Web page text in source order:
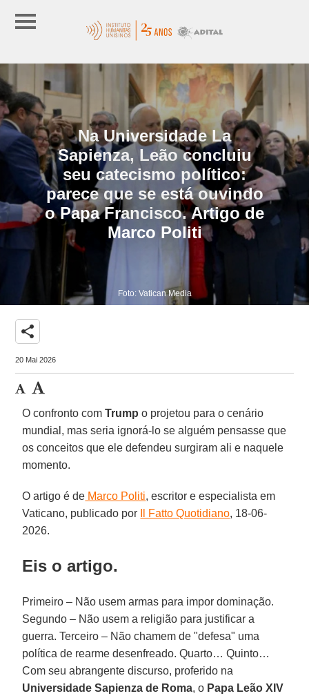
Na Universidade La
Sapienza, Leão concluiu
seu catecismo político:
parece que se está ouvindo
o Papa Francisco. Artigo de
Marco Politi
Foto: Vatican Media
share
20 Mai 2026
O confronto comTrump o projetou para o cenário
mundial, mas seria ignorá-lo se alguém pensasse que
os conceitos que ele defendeu surgiram ali e naquele
momento.
O artigo é de Marco Politi, escritor e especialista em
Vaticano, publicado por
Il Fatto Quotidiano, 18-06-
2026.
Eis o artigo.
Primeiro – Não usem armas para impor dominação.
Segundo – Não usem a religião para justificar a
guerra. Terceiro – Não chamem de "defesa" uma
política de rearme desenfreado. Quarto… Quinto…
Com seu abrangente discurso, proferido na
Universidade Sapienza de Roma, o Papa Leão XIV